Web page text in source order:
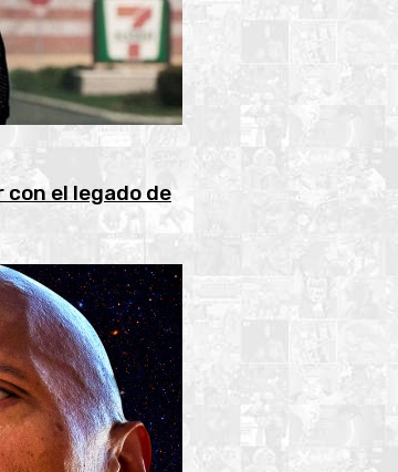
el legado de